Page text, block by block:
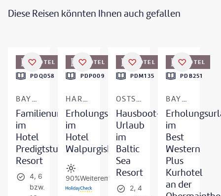
Diese Reisen könnten Ihnen auch gefallen
HOTEL
PDQ058
BAYERISCHER WALD - ST. ENGLMAR
Familienurlaub
im
Hotel
Predigtstuhl
Resort
4, 6
bzw.
HOTEL
PDP009
HARZ - HAHNENKLEE
Erholungsurlaub
im
Hotel
Walpurgishof
Weiterempfehlung
90%
HOTEL
PDM135
OSTSEE - KRÖSLIN
Hausboot-
Urlaub
im
Baltic
Sea
Resort
2, 4
HOTEL
PDB251
BAYERN - BAD STAFFELSTEIN
im
Best
Western
Plus
Kurhotel
an der